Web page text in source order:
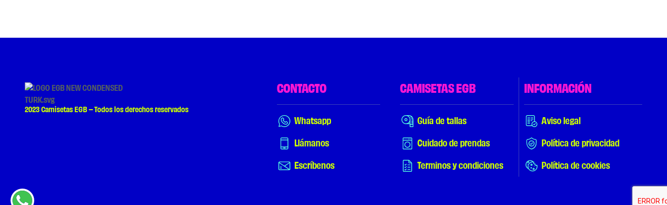
2023 Camisetas EGB – Todos los derechos reservados
CONTACTO
Whatsapp
Llámanos
Escríbenos
CAMISETAS EGB
Guía de tallas
Cuidado de prendas
Terminos y condiciones
INFORMACIÓN
Aviso legal
Política de privacidad
Política de cookies